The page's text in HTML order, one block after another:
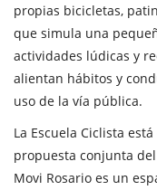
propias bicicletas,
que simula una
actividades lúdicas y
alientan hábitos y
uso de la vía pública.
La Escuela Ciclista
propuesta conjunta
Movi Rosario es un